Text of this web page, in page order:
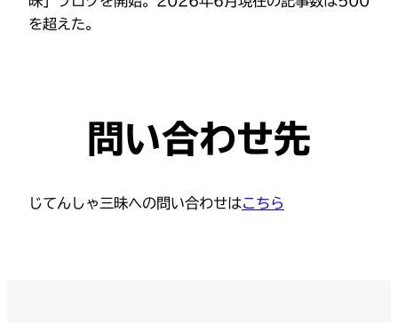
を超えた。
問い合わせ先
じてんしゃ三昧への問い合わせはこちら